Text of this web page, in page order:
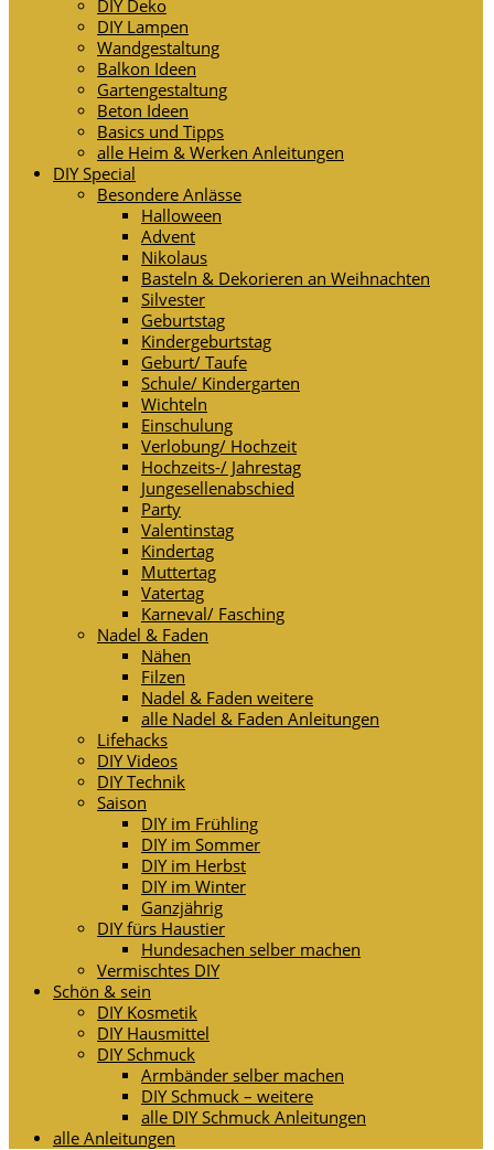
DIY Deko
DIY Lampen
Wandgestaltung
Balkon Ideen
Gartengestaltung
Beton Ideen
Basics und Tipps
alle Heim & Werken Anleitungen
DIY Special
Besondere Anlässe
Halloween
Advent
Nikolaus
Basteln & Dekorieren an Weihnachten
Silvester
Geburtstag
Kindergeburtstag
Geburt/ Taufe
Schule/ Kindergarten
Wichteln
Einschulung
Verlobung/ Hochzeit
Hochzeits-/ Jahrestag
Jungesellenabschied
Party
Valentinstag
Kindertag
Muttertag
Vatertag
Karneval/ Fasching
Nadel & Faden
Nähen
Filzen
Nadel & Faden weitere
alle Nadel & Faden Anleitungen
Lifehacks
DIY Videos
DIY Technik
Saison
DIY im Frühling
DIY im Sommer
DIY im Herbst
DIY im Winter
Ganzjährig
DIY fürs Haustier
Hundesachen selber machen
Vermischtes DIY
Schön & sein
DIY Kosmetik
DIY Hausmittel
DIY Schmuck
Armbänder selber machen
DIY Schmuck – weitere
alle DIY Schmuck Anleitungen
alle Anleitungen